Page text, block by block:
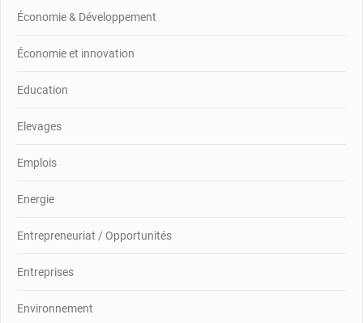
Économie & Développement
Économie et innovation
Education
Elevages
Emplois
Energie
Entrepreneuriat / Opportunités
Entreprises
Environnement